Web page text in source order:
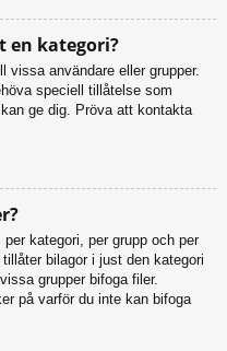
en kategori?
vissa användare eller grupper.
speciell tillåtelse som
ge dig. Pröva att kontakta
kategori, per grupp och per
bilagor i just den kategori
grupper bifoga filer.
på varför du inte kan bifoga